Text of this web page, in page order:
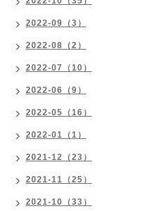
2022-09（3）
2022-08（2）
2022-07（10）
2022-06（9）
2022-05（16）
2022-01（1）
2021-12（23）
2021-11（25）
2021-10（33）